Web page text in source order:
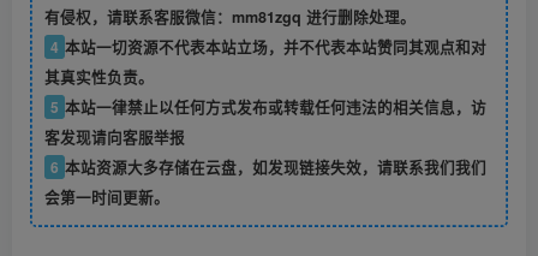
有侵权，请联系客服微信：mm81zgq 进行删除处理。
4 本站一切资源不代表本站立场，并不代表本站赞同其观点和对
其真实性负责。
5 本站一律禁止以任何方式发布或转载任何违法的相关信息，访
客发现请向客服举报
6 本站资源大多存储在云盘，如发现链接失效，请联系我们我们
会第一时间更新。